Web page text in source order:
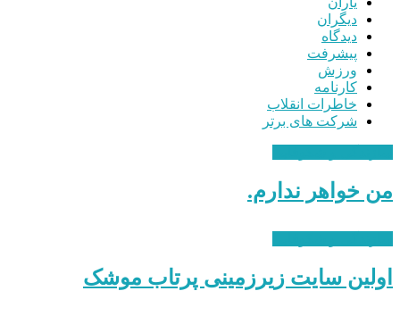
دیگران
دیدگاه
پیشرفت
ورزش
کارنامه
خاطرات انقلاب
شرکت های برتر
من خواهر ندارم.
اولین سایت زیرزمینی پرتاب موشک